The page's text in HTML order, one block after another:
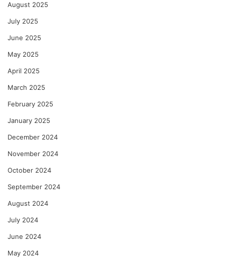
August 2025
July 2025
June 2025
May 2025
April 2025
March 2025
February 2025
January 2025
December 2024
November 2024
October 2024
September 2024
August 2024
July 2024
June 2024
May 2024